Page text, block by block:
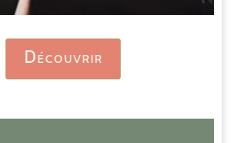
Découvrir